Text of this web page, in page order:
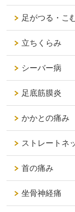
足がつる・こ
立ちくらみ
シーバー病
足底筋膜炎
かかとの痛み
ストレートネ
首の痛み
坐骨神経痛